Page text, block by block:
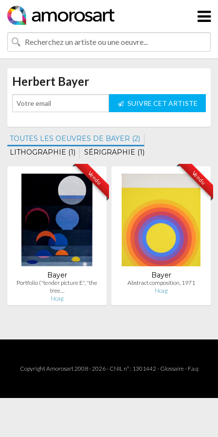
Herbert Bayer
SUIVRE CET ARTISTE
TOUTES LES OEUVRES DE BAYER (2)
LITHOGRAPHIE (1)
SÉRIGRAPHIE (1)
Vendu
Bayer
Portfolio ("tender picture E", "the
tree…
Ncag
Vendu
Bayer
Abstract composition, 1971
Ncag
Copyright Amorosart 2008 - 2026 - CNIL n° : 1301442 - Glossaire- F.a.q